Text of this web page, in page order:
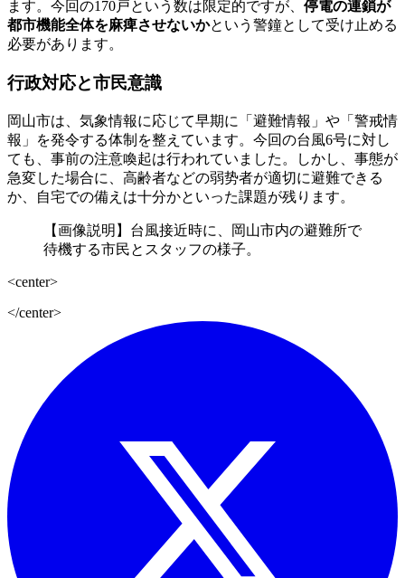
ます。今回の170戸という数は限定的ですが、 停電の連鎖が
都市機能全体を麻痺させないかという警鐘として受け止める
必要があります。
行政対応と市民意識
岡山市は、気象情報に応じて早期に「避難情報」や「警戒情
報」を発令する体制を整えています。今回の台風6号に対し
ても、事前の注意喚起は行われていました。しかし、事態が
急変した場合に、高齢者などの弱势者が適切に避難できる
か、自宅での備えは十分かといった課題が残ります。
【画像説明】台風接近時に、岡山市内の避難所で
待機する市民とスタッフの様子。
<center>
</center>